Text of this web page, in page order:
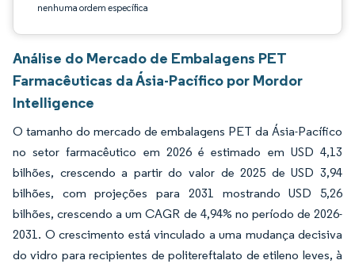
nenhuma ordem específica
Análise do Mercado de Embalagens PET
Farmacêuticas da Ásia-Pacífico por Mordor
Intelligence
O tamanho do mercado de embalagens PET da Ásia-Pacífico
no setor farmacêutico em 2026 é estimado em USD 4,13
bilhões, crescendo a partir do valor de 2025 de USD 3,94
bilhões, com projeções para 2031 mostrando USD 5,26
bilhões, crescendo a um CAGR de 4,94% no período de 2026-
2031. O crescimento está vinculado a uma mudança decisiva
do vidro para recipientes de politereftalato de etileno leves, à